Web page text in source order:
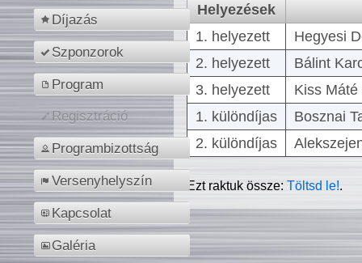
Díjazás
Szponzorok
Program
Regisztráció
Programbizottság
Versenyhelyszín
Kapcsolat
Galéria
Helyezések
1. helyezett
Hegyesi
2. helyezett
Bálint
3. helyezett
Kiss
1. különdíjas
Bosznai
2. különdíjas
Ezt raktuk össze:Töltsd le!.